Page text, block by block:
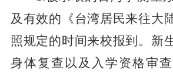
及有效的《台湾居民来往大
照规定的时间来校报到。新
身体复查以及入学资格审